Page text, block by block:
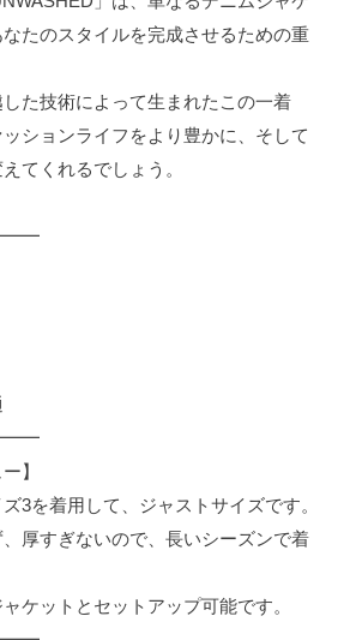
たのスタイルを完成させるための重
た技術によって生まれたこの一着
ションライフをより豊かに、そして
てくれるでしょう。
】
3を着用して、ジャストサイズです。
厚すぎないので、長いシーズンで着
ケットとセットアップ可能です。